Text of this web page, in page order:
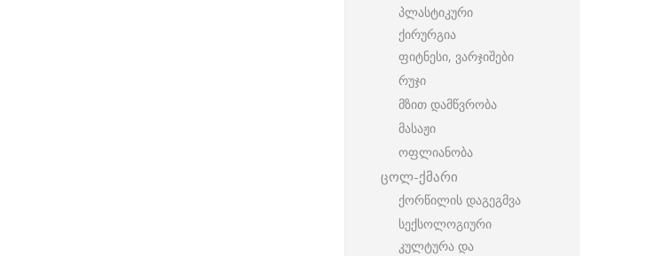
პლასტიკური
ქირურგია
ფიტნესი, ვარჯიშები
რუჯი
მზით დამწვრობა
მასაჟი
ოფლიანობა
ცოლ-ქმარი
ქორწილის დაგეგმვა
სექსოლოგიური
კულტურა და